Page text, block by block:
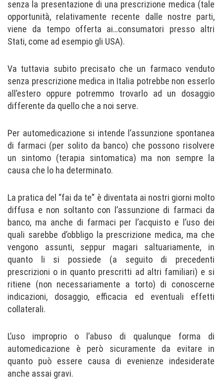
senza la presentazione di una prescrizione medica (tale
opportunità, relativamente recente dalle nostre parti,
viene da tempo offerta ai…consumatori presso altri
Stati, come ad esempio gli USA).
Va tuttavia subito precisato che un farmaco venduto
senza prescrizione medica in Italia potrebbe non esserlo
all’estero oppure potremmo trovarlo ad un dosaggio
differente da quello che a noi serve.
Per automedicazione si intende l’assunzione spontanea
di farmaci (per solito da banco) che possono risolvere
un sintomo (terapia sintomatica) ma non sempre la
causa che lo ha determinato.
La pratica del “fai da te” è diventata ai nostri giorni molto
diffusa e non soltanto con l’assunzione di farmaci da
banco, ma anche di farmaci per l’acquisto e l’uso dei
quali sarebbe d’obbligo la prescrizione medica, ma che
vengono assunti, seppur magari saltuariamente, in
quanto li si possiede (a seguito di precedenti
prescrizioni o in quanto prescritti ad altri familiari) e si
ritiene (non necessariamente a torto) di conoscerne
indicazioni, dosaggio, efficacia ed eventuali effetti
collaterali.
L’uso improprio o l’abuso di qualunque forma di
automedicazione è però sicuramente da evitare in
quanto può essere causa di evenienze indesiderate
anche assai gravi.